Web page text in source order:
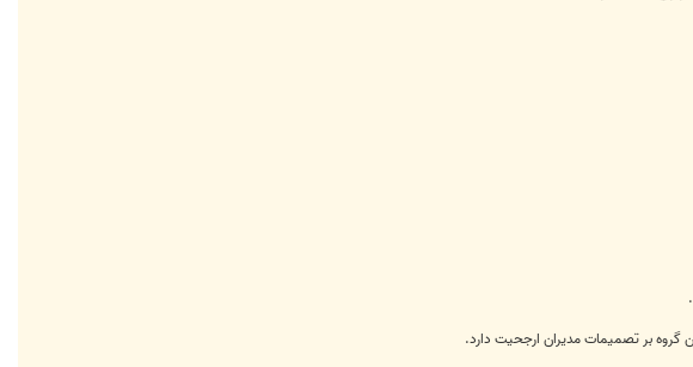
بر تصميمات مديران ارجحيت دارد.